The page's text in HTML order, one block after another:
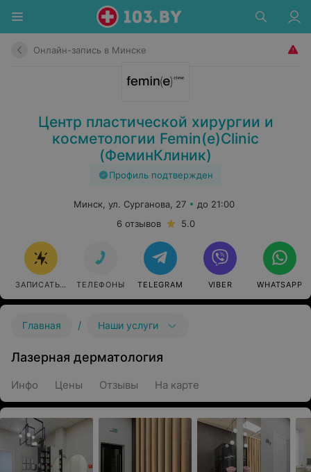
Онлайн-запись в Минске
Центр пластической хирургии и
косметологии Femin(e)Clinic
(ФеминКлиник)
Профиль подтвержден
Минск, ул. Сурганова, 27
до 21:00
6 отзывов
5.0
ЗАПИСАТЬСЯ ОНЛАЙН
ТЕЛЕФОНЫ TELEGRAM VIBER WHATSAPP
Главная / Наши услуги
Лазерная дерматология
Инфо Цены Отзывы На карте